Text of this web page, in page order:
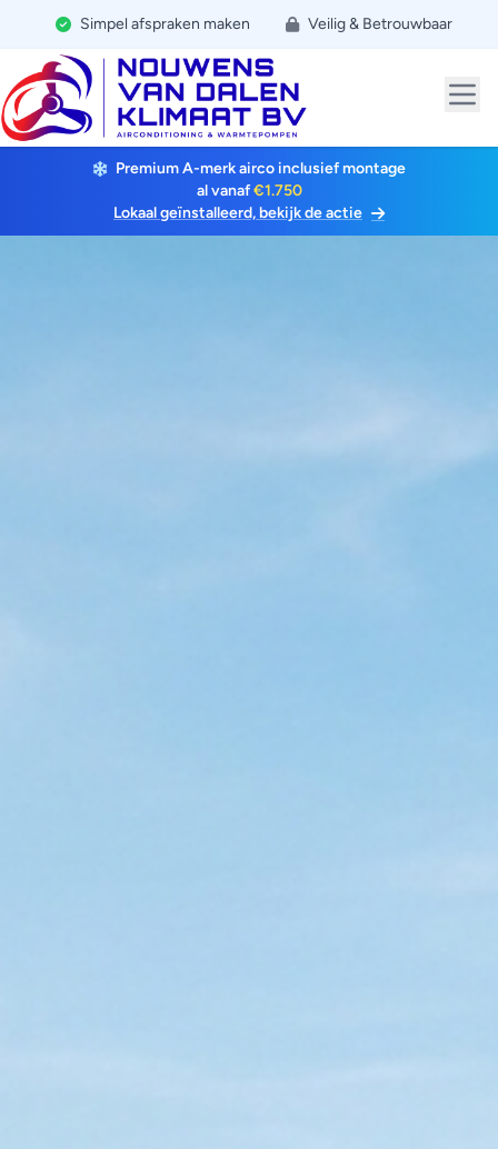
Simpel afspraken maken Veilig & Betrouwbaar
Premium A-merk airco inclusief montage
al vanaf€1.750
Lokaal geïnstalleerd, bekijk de actie